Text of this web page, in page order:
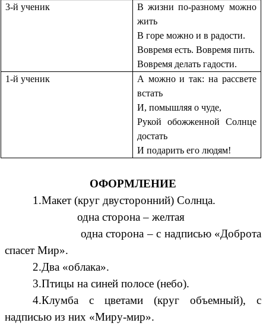
3-й ученик
В жизни по-разному можно
жить
В горе можно и в радости.
Вовремя есть. Вовремя пить.
Вовремя делать гадости.
1-й ученик
А можно и так: на рассвете
встать
И, помышляя о чуде,
Рукой обожженной Солнце
достать
И подарить его людям!
ОФОРМЛЕНИЕ
1.Макет (круг двусторонний) Солнца.
одна сторона – желтая
одна сторона – с надписью «Доброта
спасет Мир».
2.Два «облака».
3.Птицы на синей полосе (небо).
4.Клумба с цветами (круг объемный), с
надписью из них «Миру-мир».